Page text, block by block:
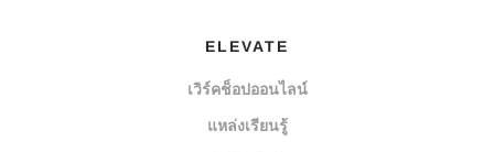
ELEVATE
เวิร์คช็อปออนไลน์
แหล่งเรียนรู้